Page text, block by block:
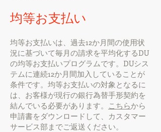
均等お支払い
均等お支払いは、過去12か月間の使用状
況に基づいて毎月の請求を平均化するDU
の均等お支払いプログラムです。DUシス
テムに連続12か月間加入していることが
条件です。均等お支払いの対象となるに
は、お客様が現行の銀行為替手形契約を
結んでいる必要があります。 こちらから
申請書をダウンロードして、カスタマー
サービス部までご返送ください。